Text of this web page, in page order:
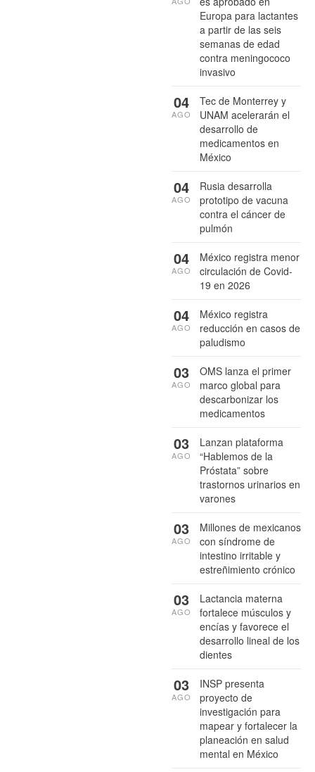
Europa para lactantes
a partir de las seis
semanas de edad
contra meningococo
invasivo
Tec de Monterrey y
UNAM acelerarán el
desarrollo de
medicamentos en
México
04
AGO
Rusia desarrolla
prototipo de vacuna
contra el cáncer de
pulmón
04
AGO
México registra menor
circulación de Covid-
19 en 2026
04
AGO
México registra
reducción en casos de
paludismo
04
AGO
OMS lanza el primer
marco global para
descarbonizar los
medicamentos
03
AGO
Lanzan plataforma
“Hablemos de la
Próstata” sobre
trastornos urinarios en
varones
03
AGO
Millones de mexicanos
con síndrome de
intestino irritable y
estreñimiento crónico
03
AGO
Lactancia materna
fortalece músculos y
encías y favorece el
desarrollo lineal de los
dientes
03
AGO
INSP presenta
proyecto de
investigación para
mapear y fortalecer la
planeación en salud
mental en México
03
AGO